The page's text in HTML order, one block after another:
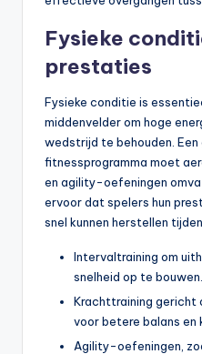
Fysieke
prestaties
Fysieke conditie is
middenvelder om hoge
wedstrijd te behouden.
fitnessprogramma moet
en agility-oefeningen
ervoor dat spelers hun
snel kunnen herstellen
Intervaltraining om
snelheid op te bouwen.
Krachttraining gericht
voor betere balans en
Agility-oefeningen,